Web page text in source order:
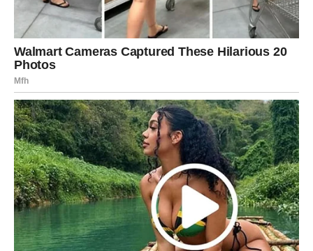
način. Neko ko te ne obasipa samo komplimentima, već te
pita ozbiljna pitanja. Neko ko ne pada odmah na tvoju
spoljašnju sigurnost, već želi da upozna tvoju dublju
stranu.
To može biti osoba koja te iznenadi svojom smirenošću ili
sigurnošću. Privlačnost će biti jaka, ali i intelektualna
povezanost može igrati veliku ulogu.
Postoji i mogućnost poruke iz prošlosti. Ako se javi bivša
ljubav, ego može želeti da pokaže nadmoć – da pokažeš
koliko si napredovao/la. Ali srce će znati da li je to zaista
priča koja zaslužuje novi početak ili samo kratkotrajna
nostalgija.